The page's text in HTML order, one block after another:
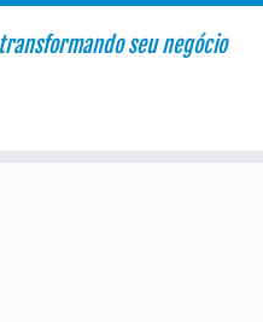
seu negócio